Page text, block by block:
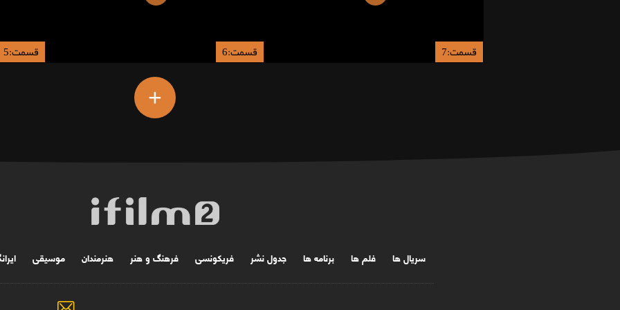
قسمت:7 قسمت:6 قسمت:5
+
سریال ها فلم ها برنامه ها جدول نشر فریکونسی فرهنگ و هنر هنرمندان موسیقی